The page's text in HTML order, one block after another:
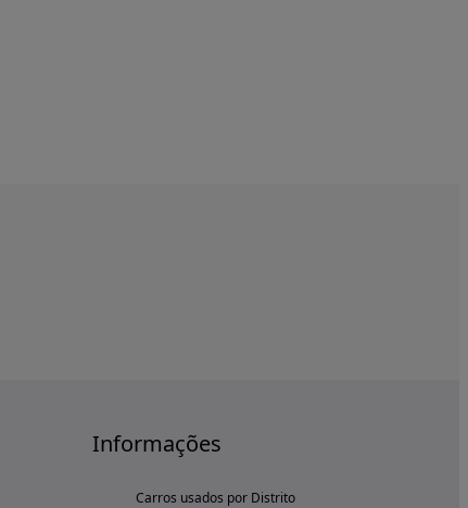
Informações
Carros usados por Distrito